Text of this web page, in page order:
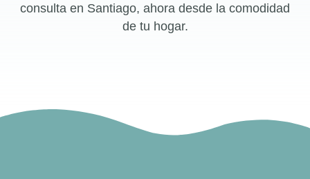
consulta en Santiago, ahora desde la comodidad
de tu hogar.